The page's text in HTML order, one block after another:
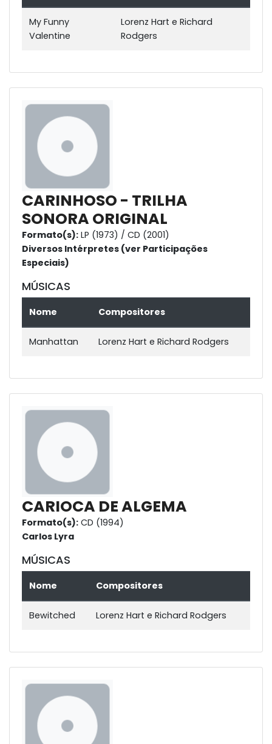
My Funny
Valentine
Lorenz Hart e Richard
Rodgers
CARINHOSO - TRILHA
SONORA ORIGINAL
Formato(s): LP (1973) / CD (2001)
Diversos Intérpretes (ver Participações
Especiais)
MÚSICAS
Nome Compositores
Manhattan Lorenz Hart e Richard Rodgers
CARIOCA DE ALGEMA
Formato(s): CD (1994)
Carlos Lyra
MÚSICAS
Nome Compositores
Bewitched Lorenz Hart e Richard Rodgers